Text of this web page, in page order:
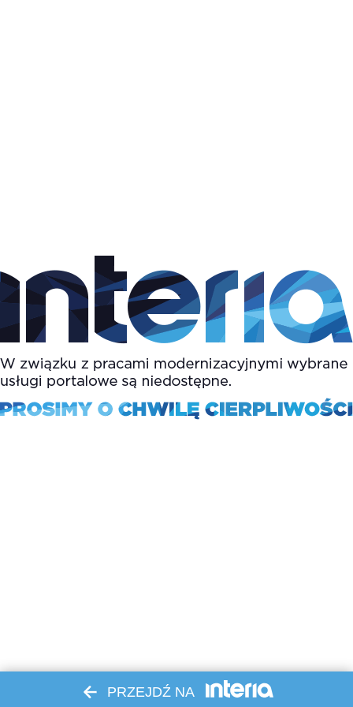
PRZEJDŹ NA